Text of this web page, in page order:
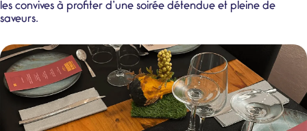
les convives à profiter d’une soirée détendue et pleine de
saveurs.